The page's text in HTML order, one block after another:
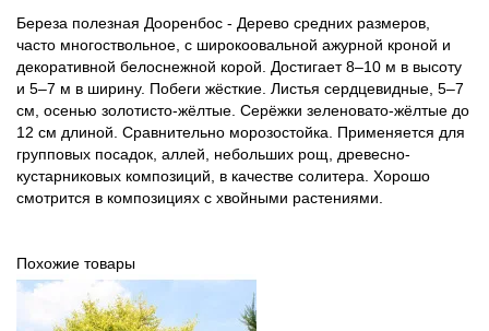
Береза полезная Дооренбос - Дерево средних размеров,
часто многоствольное, с широкоовальной ажурной кроной и
декоративной белоснежной корой. Достигает 8–10 м в высоту
и 5–7 м в ширину. Побеги жёсткие. Листья сердцевидные, 5–7
см, осенью золотисто-жёлтые. Серёжки зеленовато-жёлтые до
12 см длиной. Сравнительно морозостойка. Применяется для
групповых посадок, аллей, небольших рощ, древесно-
кустарниковых композиций, в качестве солитера. Хорошо
смотрится в композициях с хвойными растениями.
Похожие товары